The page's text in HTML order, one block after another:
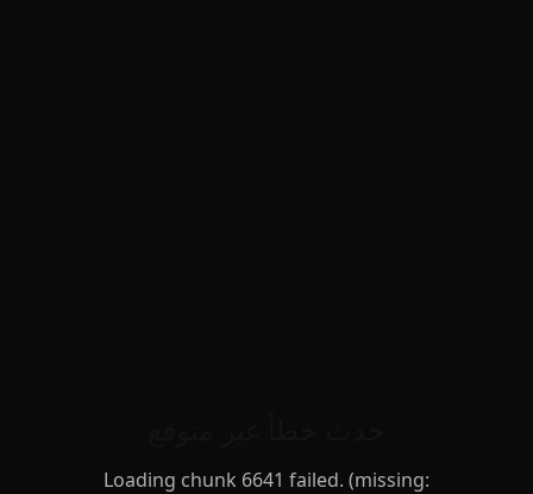
Loading chunk 6641 failed. (missing: